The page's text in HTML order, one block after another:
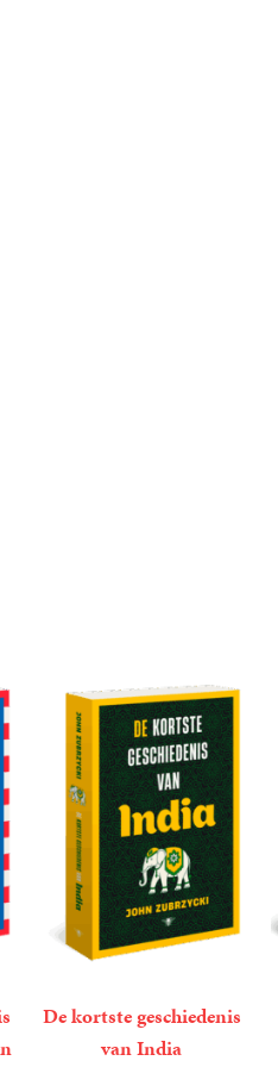
De kortste geschiedenis
van India